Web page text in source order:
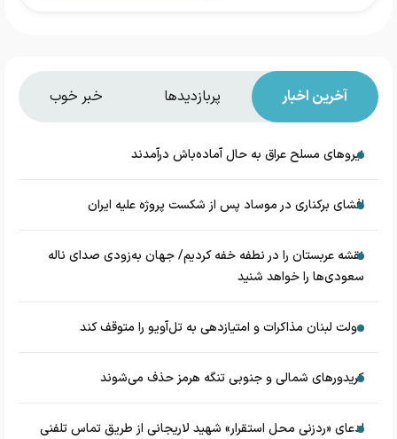
آخرین اخبار پربازدیدها خبر خوب
نیروهای مسلح عراق به حال آماده‌باش درآمدند
افشای برکناری در موساد پس از شکست پروژه علیه ایران
نقشه عربستان را در نطفه خفه کردیم/ جهان به‌زودی صدای ناله
سعودی‌ها را خواهد شنید
دولت لبنان مذاکرات و امتیازدهی به تل‌آویو را متوقف کند
کریدورهای شمالی و جنوبی تنگه هرمز حذف می‌شوند
ادعای «ردزنی محل استقرار» شهید لاریجانی از طریق تماس تلفنی